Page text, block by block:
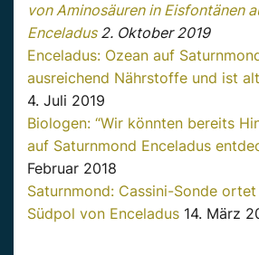
von Aminosäuren in Eisfontänen
Enceladus2. Oktober 2019
Enceladus: Ozean auf
ausreichend Nährstoffe und ist
4. Juli 2019
Biologen: “Wir könnten bereits
auf Saturnmond Enceladus
Februar 2018
Saturnmond: Cassini-Sonde ortet
Südpol von Enceladus 14. März